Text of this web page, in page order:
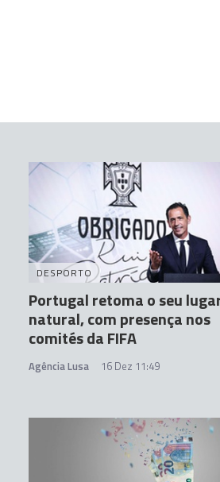
DESPORTO
Portugal retoma o seu
natural, com presença nos
comités da FIFA
Agência Lusa 16 Dez 11:49